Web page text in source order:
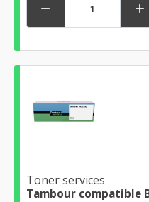
 
Toner services
Tambour compatible